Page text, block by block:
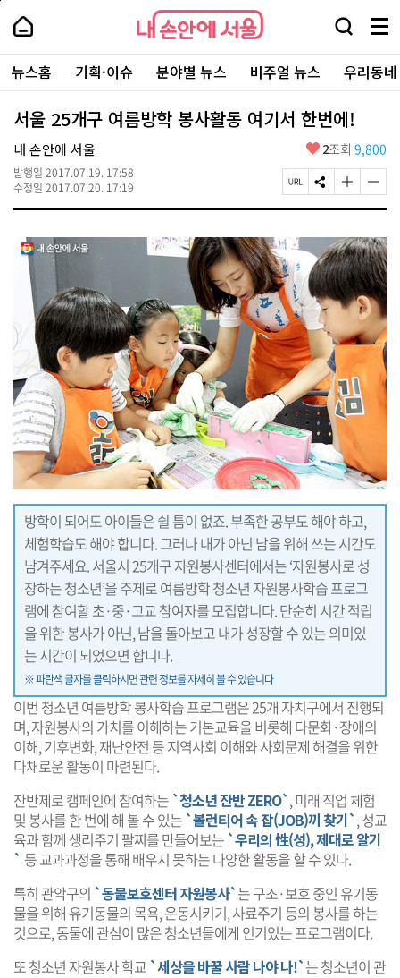
본
로
가
내
손
안
에
서
울
-
서
울
시
대
표
소
털
내
손
에
울
검
창
열
기
메
뉴
전
체
보
주
요
서
뉴스홈 기획·이슈 분야별 뉴스 비주얼 뉴스 우리동
서울 25개구 여름방학 봉사활동 여기서 한번에!
내 손안에 서울
발행일 2017.07.19. 17:58
수정일 2017.07.20. 17:19
좋
요
2조회 9,800
페
이
U
R
L
복
사
S
N
공
유
하
기
글
자
기
크
게
변
경
하
기
글
자
기
작
게
변
경
하
기
방학이 되어도 아이들은 쉴 틈이 없죠. 부족한 공부도 해야 하고,
체험학습도 해야 합니다. 그러나 내가 아닌 남을 위해 쓰는 시간도
남겨주세요. 서울시 25개구 자원봉사센터에서는 ‘자원봉사로 성
장하는 청소년’을 주제로 여름방학 청소년 자원봉사학습 프로그
램에 참여할 초·중·고교 참여자를 모집합니다. 단순히 시간 적립
을 위한 봉사가 아닌, 남을 돌아보고 내가 성장할 수 있는 의미있
는 시간이 되었으면 합니다.
※ 파란색 글자를 클릭하시면 관련 정보를 자세히 볼 수 있습니다
이번 청소년 여름방학 봉사학습 프로그램은 25개 자치구에서 진행되
며, 자원봉사의 가치를 이해하는 기본교육을 비롯해 다문화·장애의
이해, 기후변화, 재난안전 등 지역사회 이해와 사회문제 해결을 위한
다채로운 활동이 마련된다.
잔반제로 캠페인에 참여하는 `청소년 잔반 ZERO`, 미래 직업 체험
및 봉사를 한 번에 해 볼 수 있는 `볼런티어 속 잡(JOB)끼 찾기`, 성교
육과 함께 생리주기 팔찌를 만들어보는 `우리의 性(성), 제대로 알기
` 등 교과과정을 통해 배우지 못하는 다양한 활동을 할 수 있다.
특히 관악구의 `동물보호센터 자원봉사`는 구조·보호 중인 유기동
물을 위해 유기동물의 목욕, 운동시키기, 사료주기 등의 봉사를 하는
것으로, 동물에 관심이 많은 청소년들에게 인기있는 프로그램이다.
또 청소년 자원봉사 학교 `세상을 바꿀 사람 나야 나!`는 청소년이 관
페
상
단
로